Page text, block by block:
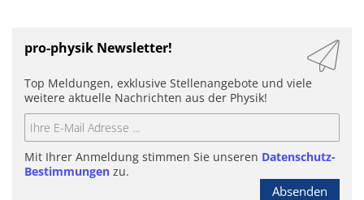
pro-physik Newsletter!
Top Meldungen, exklusive Stellenangebote und viele
weitere aktuelle Nachrichten aus der Physik!
Mit Ihrer Anmeldung stimmen Sie unseren Datenschutz-
Bestimmungen zu.
Absenden